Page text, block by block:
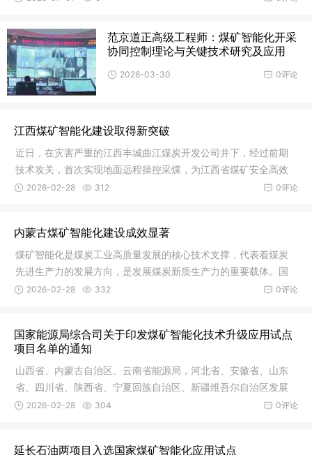
范京道正高级工程师：煤矿智能化开采
协同控制理论与关键技术研究及应用
0评论
2026-03-30
江西煤矿智能化建设取得新突破
近日，在灾害严重的江西丰城曲江煤炭开发公司井下，经过前期
技术攻关，首次实现地面远程操控采煤，为江西省煤矿安全高效
生产、智
0评论
2026-02-28 312
内蒙古煤矿智能化建设成效显著
煤矿智能化是煤炭工业高质量发展的核心技术支撑，代表着煤炭
先进生产力的发展方向，是发展煤炭新质生产力的重要载体。国
家高度重
0评论
2026-02-28 332
国家能源局综合司关于印发煤矿智能化技术升级应用试点
项目名单的通知
山西省、内蒙古自治区、云南省能源局，河北省、安徽省、山东
省、四川省、陕西省、宁夏回族自治区、新疆维吾尔自治区发展
改革委，
0评论
2026-02-28 304
延长石油两项目入选国家煤矿智能化应用试点